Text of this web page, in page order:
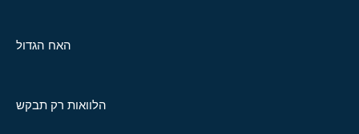
האח הגדול
הלוואות רק תבקש